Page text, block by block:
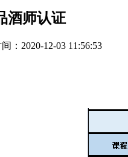
酒师认证
：2020-12-03 11:56:53